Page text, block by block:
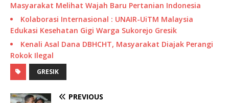
Masyarakat Melihat Wajah Baru Pertanian Indonesia
Kolaborasi Internasional : UNAIR-UiTM Malaysia
Edukasi Kesehatan Gigi Warga Sukorejo Gresik
Kenali Asal Dana DBHCHT, Masyarakat Diajak Perangi
Rokok Ilegal
GRESIK
PREVIOUS